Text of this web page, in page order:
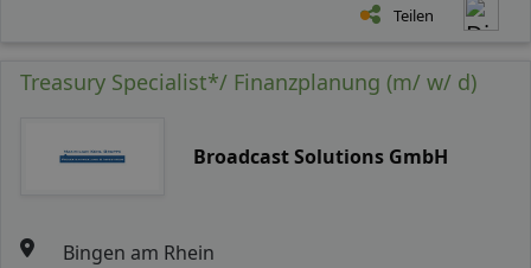
Teilen
Treasury Specialist*/ Finanzplanung (m/ w/ d)
Broadcast Solutions GmbH
Bingen am Rhein